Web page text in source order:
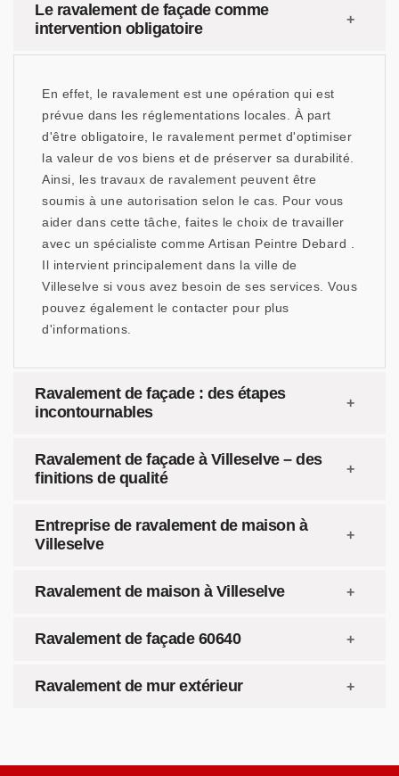
Le ravalement de façade comme
intervention obligatoire
En effet, le ravalement est une opération qui est
prévue dans les réglementations locales. À part
d'être obligatoire, le ravalement permet d'optimiser
la valeur de vos biens et de préserver sa durabilité.
Ainsi, les travaux de ravalement peuvent être
soumis à une autorisation selon le cas. Pour vous
aider dans cette tâche, faites le choix de travailler
avec un spécialiste comme Artisan Peintre Debard .
Il intervient principalement dans la ville de
Villeselve si vous avez besoin de ses services. Vous
pouvez également le contacter pour plus
d'informations.
Ravalement de façade : des étapes
incontournables
Ravalement de façade à Villeselve – des
finitions de qualité
Entreprise de ravalement de maison à
Villeselve
Ravalement de maison à Villeselve
Ravalement de façade 60640
Ravalement de mur extérieur